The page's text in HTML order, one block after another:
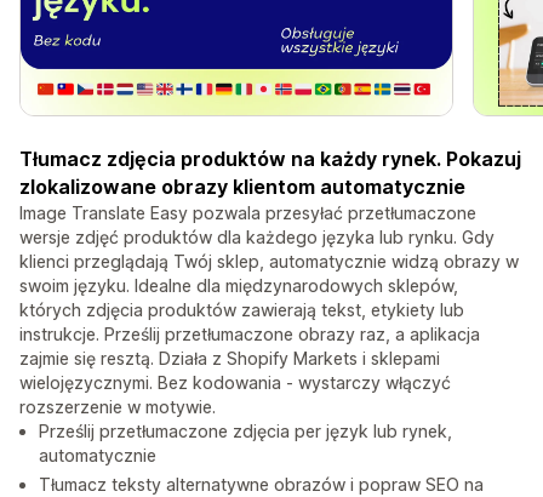
Tłumacz zdjęcia produktów na każdy rynek. Pokazuj
zlokalizowane obrazy klientom automatycznie
Image Translate Easy pozwala przesyłać przetłumaczone
wersje zdjęć produktów dla każdego języka lub rynku. Gdy
klienci przeglądają Twój sklep, automatycznie widzą obrazy w
swoim języku. Idealne dla międzynarodowych sklepów,
których zdjęcia produktów zawierają tekst, etykiety lub
instrukcje. Prześlij przetłumaczone obrazy raz, a aplikacja
zajmie się resztą. Działa z Shopify Markets i sklepami
wielojęzycznymi. Bez kodowania - wystarczy włączyć
rozszerzenie w motywie.
Prześlij przetłumaczone zdjęcia per język lub rynek,
automatycznie
Tłumacz teksty alternatywne obrazów i popraw SEO na